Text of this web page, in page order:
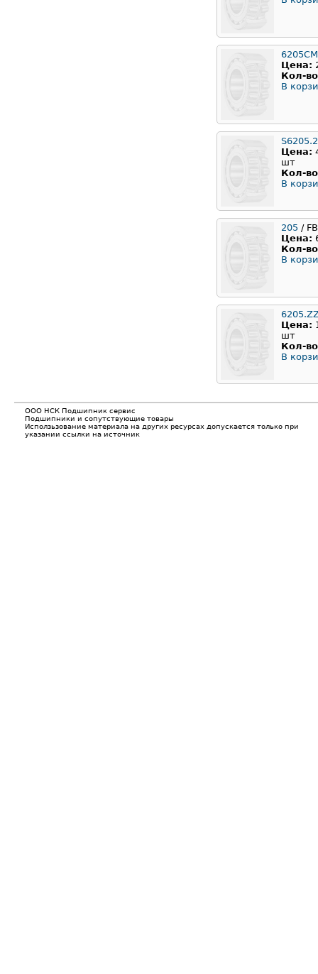
6205CM
Цена:
Кол-
В
Цена:
шт
Кол-
В
205 /
Цена:
Кол-
В
Цена:
шт
Кол-
В
ООО НСК Подшипник сервис
Подшипники и сопутствующие товары
Исползьзование материала на других ресурсах допускается только при
указании ссылки на источник